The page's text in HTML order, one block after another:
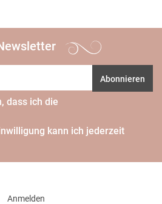
Abonnieren
dass ich die
kann ich jederzeit
Anmelden